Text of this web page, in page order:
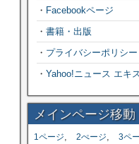
・ Facebookページ
・ 書籍・出版
・ プライバシーポリシー
・ Yahoo!ニュース エキ
メインページ移動
1ページ, 2ぺージ, 3ペ